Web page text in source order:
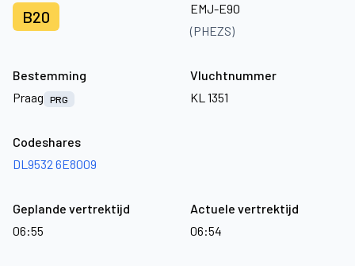
B20
EMJ-E90
(PHEZS)
Bestemming
Praag
PRG
Vluchtnummer
KL 1351
Codeshares
DL9532 6E8009
Geplande vertrektijd
06:55
Actuele vertrektijd
06:54